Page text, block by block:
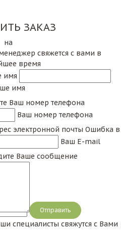
ЗАКАЗ
на
свяжется с вами в
время
имя
имя
Ваш номер телефона
Ваш номер телефона
электронной почты Ошибка в
Ваш E-mail
Ваше сообщение
Сообщение
специалисты свяжутся с Вами